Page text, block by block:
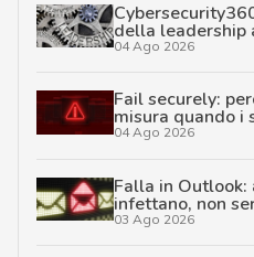
della leadership
04 Ago 2026
Fail securely:
misura quando i
04 Ago 2026
Falla in Outlook:
infettano, non
03 Ago 2026